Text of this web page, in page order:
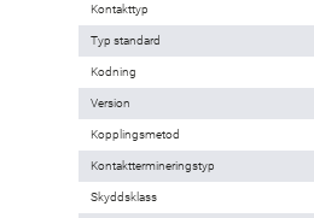
Kontakttyp
Typ standard
Kodning
Version
Kopplingsmetod
Kontakttermineringstyp
Skyddsklass